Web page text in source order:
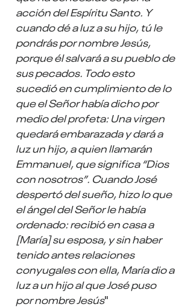
acción del Espíritu Santo. Y
cuando dé a luz a su hijo, tú le
pondrás por nombre Jesús,
porque él salvará a su pueblo de
sus pecados. Todo esto
sucedió en cumplimiento de lo
que el Señor había dicho por
medio del profeta: Una virgen
quedará embarazada y dará a
luz un hijo, a quien llamarán
Emmanuel, que significa “Dios
con nosotros”. Cuando José
despertó del sueño, hizo lo que
el ángel del Señor le había
ordenado: recibió en casa a
[María] su esposa, y sin haber
tenido antes relaciones
conyugales con ella, María dio a
luz a un hijo al que José puso
por nombre Jesús"